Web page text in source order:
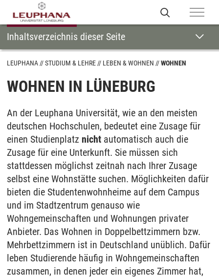
LEUPHANA STUDIUM & LEHRE LEBEN & WOHNEN WOHNEN
WOHNEN IN LÜNEBURG
An der Leuphana Universität, wie an den meisten
deutschen Hochschulen, bedeutet eine Zusage für
einen Studienplatz nicht automatisch auch die
Zusage für eine Unterkunft. Sie müssen sich
stattdessen möglichst zeitnah nach Ihrer Zusage
selbst eine Wohnstätte suchen. Möglichkeiten dafür
bieten die Studentenwohnheime auf dem Campus
und im Stadtzentrum genauso wie
Wohngemeinschaften und Wohnungen privater
Anbieter. Das Wohnen in Doppelbettzimmern bzw.
Mehrbettzimmern ist in Deutschland unüblich. Dafür
leben Studierende häufig in Wohngemeinschaften
zusammen, in denen jeder ein eigenes Zimmer hat,
Inhaltsverzeichnis dieser Seite